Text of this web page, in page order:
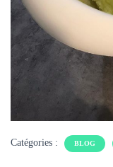
Catégories : BLOG